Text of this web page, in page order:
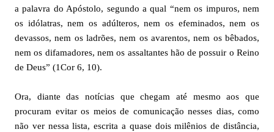
a palavra do Apóstolo, segundo a qual “nem os impuros, nem
os idólatras, nem os adúlteros, nem os efeminados, nem os
devassos, nem os ladrões, nem os avarentos, nem os bêbados,
nem os difamadores, nem os assaltantes hão de possuir o Reino
de Deus” (1Cor 6, 10).
Ora, diante das notícias que chegam até mesmo aos que
procuram evitar os meios de comunicação nesses dias, como
não ver nessa lista, escrita a quase dois milênios de distância,